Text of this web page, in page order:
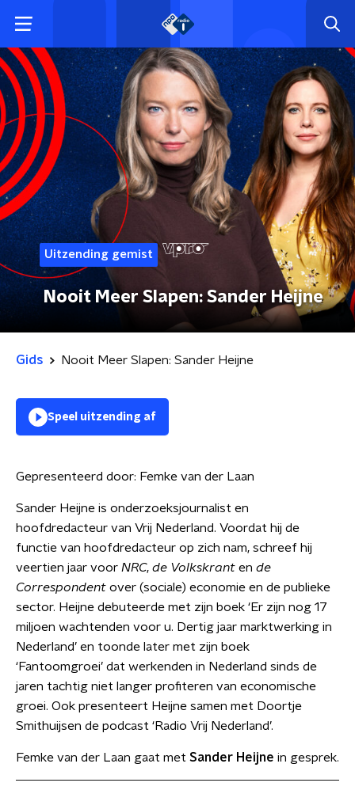
Uitzending gemist
Nooit Meer Slapen: Sander Heijne
Gids Nooit Meer Slapen: Sander Heijne
Speel uitzending af
Gepresenteerd door: Femke van der Laan
Sander Heijne is onderzoeksjournalist en
hoofdredacteur van Vrij Nederland. Voordat hij de
functie van hoofdredacteur op zich nam, schreef hij
veertien jaar voor NRC, de Volkskrant en de
Correspondent over (sociale) economie en de publieke
sector. Heijne debuteerde met zijn boek ‘Er zijn nog 17
miljoen wachtenden voor u. Dertig jaar marktwerking in
Nederland’ en toonde later met zijn boek
‘Fantoomgroei’ dat werkenden in Nederland sinds de
jaren tachtig niet langer profiteren van economische
groei. Ook presenteert Heijne samen met Doortje
Smithuijsen de podcast ‘Radio Vrij Nederland’.
Femke van der Laan gaat met Sander Heijne in gesprek.